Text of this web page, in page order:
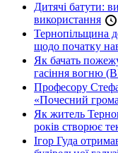
Дитячі батути:
використання
Тернопільщина
щодо початку
Як бачать
гасіння вогню
Професору
«Почесний
Як житель
років створює
Ігор Гуда